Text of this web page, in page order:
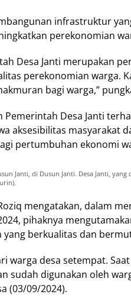
infrastruktur
perekonomian
Desa Janti merupakan
perekonomian warga.
bagi warga,”
Desa Janti
aksesibilitas masyarakat
pertumbuhan ekonomi
Janti, di Dusun Janti. Desa Janti, yang
mengatakan, dalam
pihaknya
yang berkualitas dan
warga desa setempat.
sudah digunakan oleh
(03/09/2024).